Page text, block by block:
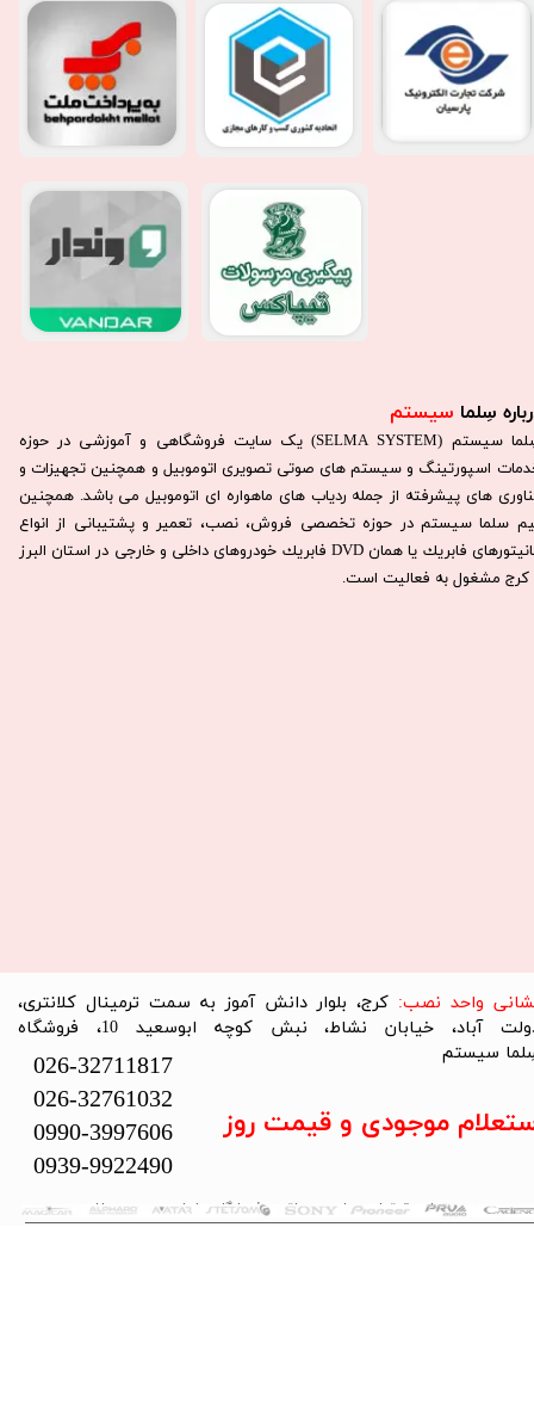
سِلما سیستم​​​​​​​
سِلما سيستم (SELMA SYSTEM) یک سایت فروشگاهی و آموزشی در حوزه
اسپورتینگ و سیستم های صوتی تصویری اتوموبیل و همچنین تجهیزات و
های پیشرفته از جمله ردیاب های ماهواره ای اتوموبیل می باشد. همچنين
سلما سيستم در حوزه تخصصی فروش، نصب، تعمير و پشتيبانی از انواع
مانيتورهای فابريك يا همان DVD فابريك خودروهای داخلی و خارجی در استان البرز
كرج مشغول به فعاليت است.​​​​​​​
تمام حقوق این سایت متعلق به فروشگاه سلما سیستم می‌باشد.
واحد نصب: کرج، بلوار دانش آموز به سمت ترمینال کلانتری،
دولت آباد، خیابان نشاط، نبش کوچه ابوسعید 10، فروشگاه
سیستم​​​​​​​
026-32711817
026-32761032
0990-3997606
0939-9922490
موجودی و قیمت روز